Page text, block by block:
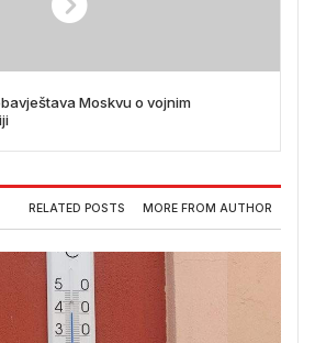
Moskvu o vojnim
RELATED POSTS MORE FROM AUTHOR